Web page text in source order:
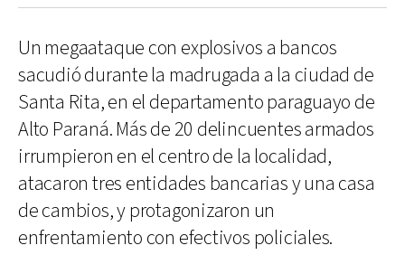
Un megaataque con explosivos a bancos
sacudió durante la madrugada a la ciudad de
Santa Rita, en el departamento paraguayo de
Alto Paraná. Más de 20 delincuentes armados
irrumpieron en el centro de la localidad,
atacaron tres entidades bancarias y una casa
de cambios, y protagonizaron un
enfrentamiento con efectivos policiales.